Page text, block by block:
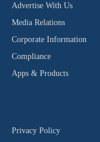
Advertise With Us
Media Relations
Corporate Information
Compliance
Apps & Products
Privacy Policy